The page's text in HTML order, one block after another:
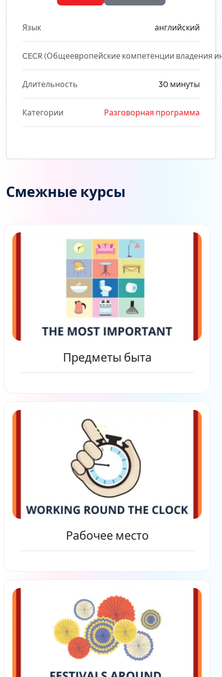
Язык английский
CECR (Общеевропейские компетенции владения
Длительность 30 минуты
Категории Разговорная программа
Смежные курсы
Предметы быта
Рабочее место